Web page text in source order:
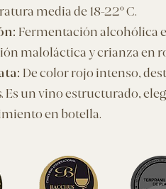
media de 18-22º C.
Fermentación alcohólica
maloláctica y crianza en
De color rojo intenso,
Es un vino estructurado,
en botella.